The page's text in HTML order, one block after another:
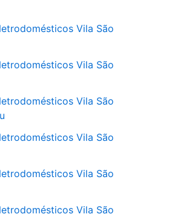
Vila São
Vila São
Vila São
Vila São
Vila São
Vila São